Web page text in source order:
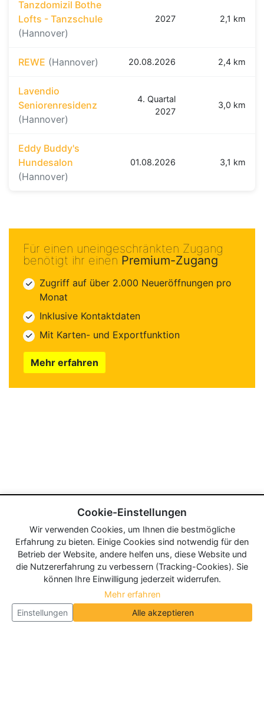
Tanzdomizil Bothe
Lofts - Tanzschule
(Hannover)
2027 2,1 km
REWE (Hannover) 20.08.2026 2,4 km
Lavendio
Seniorenresidenz
(Hannover)
4. Quartal
2027
3,0 km
Eddy Buddy's
Hundesalon
(Hannover)
01.08.2026 3,1 km
Für einen uneingeschränkten Zugang
benötigt ihr einen Premium-Zugang
Zugriff auf über 2.000 Neueröffnungen pro
Monat
Inklusive Kontaktdaten
Mit Karten- und Exportfunktion
Mehr erfahren
Cookie-Einstellungen
Wir verwenden Cookies, um Ihnen die bestmögliche
Erfahrung zu bieten. Einige Cookies sind notwendig für den
Betrieb der Website, andere helfen uns, diese Website und
die Nutzererfahrung zu verbessern (Tracking-Cookies). Sie
können Ihre Einwilligung jederzeit widerrufen.
Mehr erfahren
Einstellungen
Alle akzeptieren